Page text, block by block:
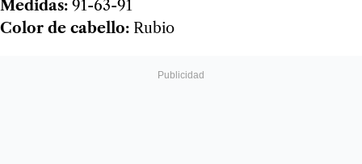
Medidas: 91-63-91
Color de cabello: Rubio